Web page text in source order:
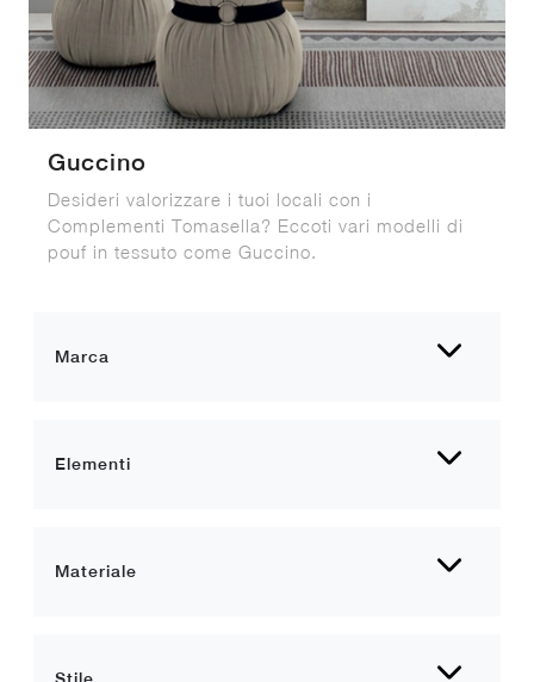
Marca
Elementi
Materiale
Guccino
Desideri valorizzare i tuoi locali con i
Complementi Tomasella? Eccoti vari modelli di
pouf in tessuto come Guccino.